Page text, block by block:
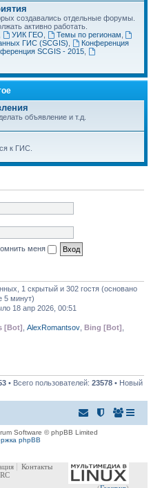
создавались отдельные форумы.
активно работать.
УИК ГЕО Темы по регионам
ГИС (SCGIS)
Конференция
SCGIS - 2015,
объявление и т.д.
к ГИС.
меня
1 скрытый и 302 гостя (основано
5 минут)
18 апр 2026, 00:51
[Bot] AlexRomantsov Bing [Bot]
• Всего пользователей: 23578 • Новый
Software © phpBB Limited
phpBB
Контакты